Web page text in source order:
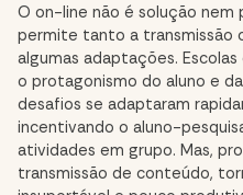
O on-line não é solução nem
permite tanto a transmissão
algumas adaptações.
o protagonismo do aluno e
desafios se adaptaram
incentivando o aluno-
atividades em grupo. Mas,
transmissão de conteúdo,